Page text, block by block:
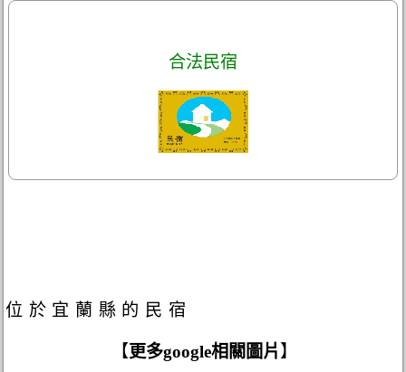
合法民宿
位於宜蘭縣的民宿
【 更多google相關圖片 】